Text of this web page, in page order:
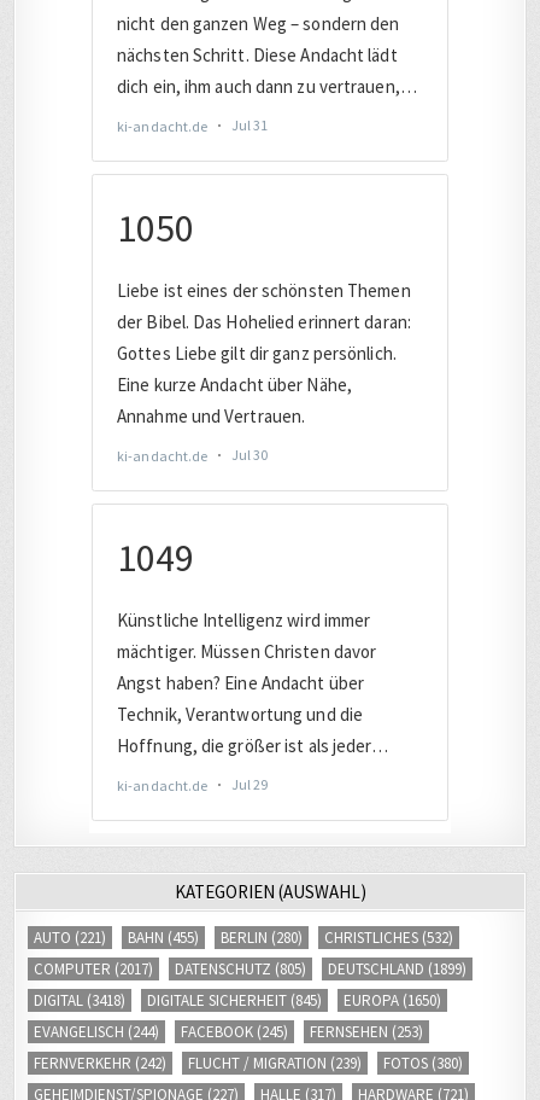
KATEGORIEN (AUSWAHL)
AUTO (221) BAHN (455) BERLIN (280) CHRISTLICHES (532)
COMPUTER (2017) DATENSCHUTZ (805) DEUTSCHLAND (1899)
DIGITAL (3418) DIGITALE SICHERHEIT (845) EUROPA (1650)
EVANGELISCH (244) FACEBOOK (245) FERNSEHEN (253)
FERNVERKEHR (242) FLUCHT / MIGRATION (239) FOTOS (380)
GEHEIMDIENST/SPIONAGE (227) HALLE (317) HARDWARE (721)